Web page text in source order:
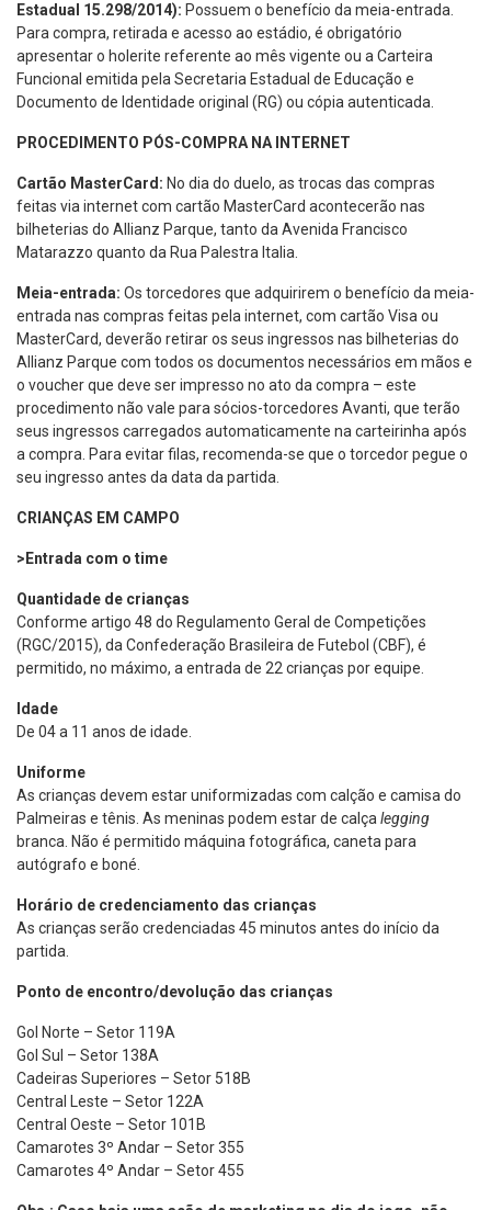
Estadual 15.298/2014): Possuem o benefício da meia-entrada.
Para compra, retirada e acesso ao estádio, é obrigatório
apresentar o holerite referente ao mês vigente ou a Carteira
Funcional emitida pela Secretaria Estadual de Educação e
Documento de Identidade original (RG) ou cópia autenticada.
PROCEDIMENTO PÓS-COMPRA NA INTERNET
Cartão MasterCard: No dia do duelo, as trocas das compras
feitas via internet com cartão MasterCard acontecerão nas
bilheterias do Allianz Parque, tanto da Avenida Francisco
Matarazzo quanto da Rua Palestra Italia.
Meia-entrada: Os torcedores que adquirirem o benefício da meia-
entrada nas compras feitas pela internet, com cartão Visa ou
MasterCard, deverão retirar os seus ingressos nas bilheterias do
Allianz Parque com todos os documentos necessários em mãos e
o voucher que deve ser impresso no ato da compra – este
procedimento não vale para sócios-torcedores Avanti, que terão
seus ingressos carregados automaticamente na carteirinha após
a compra. Para evitar filas, recomenda-se que o torcedor pegue o
seu ingresso antes da data da partida.
CRIANÇAS EM CAMPO
>Entrada com o time
Quantidade de crianças
Conforme artigo 48 do Regulamento Geral de Competições
(RGC/2015), da Confederação Brasileira de Futebol (CBF), é
permitido, no máximo, a entrada de 22 crianças por equipe.
Idade
De 04 a 11 anos de idade.
Uniforme
As crianças devem estar uniformizadas com calção e camisa do
Palmeiras e tênis. As meninas podem estar de calça legging
branca. Não é permitido máquina fotográfica, caneta para
autógrafo e boné.
Horário de credenciamento das crianças
As crianças serão credenciadas 45 minutos antes do início da
partida.
Ponto de encontro/devolução das crianças
Gol Norte – Setor 119A
Gol Sul – Setor 138A
Cadeiras Superiores – Setor 518B
Central Leste – Setor 122A
Central Oeste – Setor 101B
Camarotes 3º Andar – Setor 355
Camarotes 4º Andar – Setor 455